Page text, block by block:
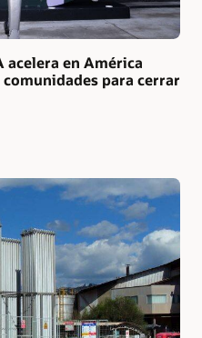
acelera en América
para cerrar